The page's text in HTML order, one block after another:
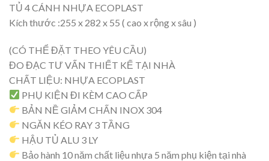
TỦ 4 CÁNH NHỰA ECOPLAST
Kích thước :255 x 282 x 55 ( cao x rộng x sâu )
(CÓ THỂ ĐẶT THEO YÊU CẦU)
ĐO ĐẠC TƯ VẤN THIẾT KẾ TẠI NHÀ
CHẤT LIỆU: NHỰA ECOPLAST
PHỤ KIỆN ĐI KÈM CAO CẤP
BẢN NỀ GIẢM CHẤN INOX 304
NGĂN KÉO RAY 3 TẦNG
HẬU TỦ ALU 3 LY
Bảo hành 10 năm chất liệu nhựa 5 năm phụ kiện tại nhà